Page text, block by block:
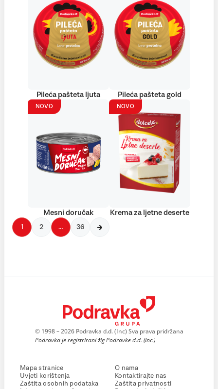
Pileća pašteta ljuta Pileća pašteta gold
NOVO
Mesni doručak
NOVO
Krema za ljetne deserte
1 2 … 36
© 1998 – 2026 Podravka d.d. (Inc) Sva prava pridržana
Podravka je registrirani žig Podravke d.d. (Inc.)
Mapa stranice
Uvjeti korištenja
Zaštita osobnih podataka
O nama
Kontaktirajte nas
Zaštita privatnosti